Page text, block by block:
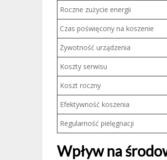
Roczne zużycie energii
Czas poświęcony na koszenie
Żywotność urządzenia
Koszty serwisu
Koszt roczny
Efektywność koszenia
Regularność pielęgnacji
Wpływ na